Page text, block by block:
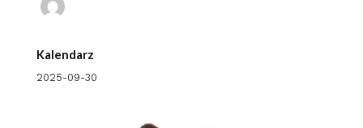
Kalendarz
2025-09-30